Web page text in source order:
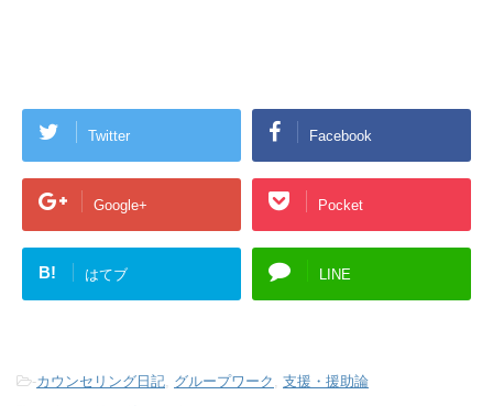
Twitter Facebook
Google+ Pocket
B! はてブ LINE
-カウンセリング日記, グループワーク , 支援・援助論